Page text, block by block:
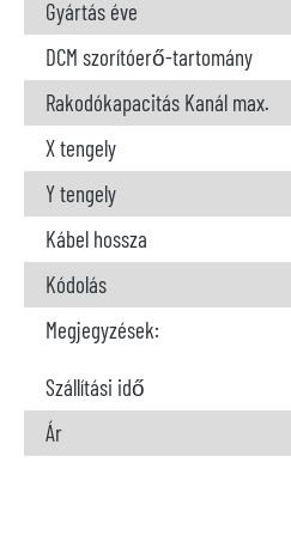
Gyártás éve
DCM szorítóerő-tartomány
Rakodókapacitás Kanál max.
X tengely
Y tengely
Kábel hossza
Kódolás
Megjegyzések:
Szállítási idő
Ár